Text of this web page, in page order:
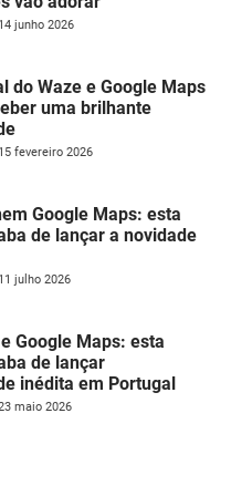
14 junho 2026
do Waze e Google Maps
uma brilhante
15 fevereiro 2026
Google Maps: esta
de lançar a novidade
11 julho 2026
Google Maps: esta
de lançar
inédita em Portugal
maio 2026